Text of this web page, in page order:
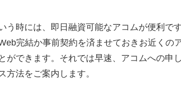
う時には、即日融資可能なアコムが便利で
完結か事前契約を済ませておきお近くの
ができます。それでは早速、アコムへの申
方法をご案内します。